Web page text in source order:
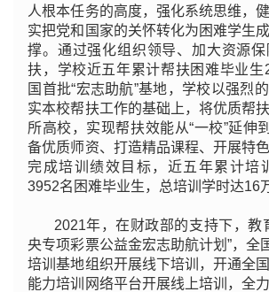
人根本任务的高度，强化系统思维，
实把党和国家的关怀转化为困难学生
撑。通过强化组织领导、加大资源
扶，学校近五年累计帮扶困难毕业生
国首批“宏志助航”基地，学校以强烈
实本校帮扶工作的基础上，将优质帮
所高校，实现帮扶效能从“一校”延伸
备优质师资、打造精品课程、开展特
完成培训绩效目标，近五年累计培
3952名困难毕业生，总培训学时达16
2021年，在财政部的支持下，教
央专项彩票公益金宏志助航计划”，全
培训基地组织开展线下培训，开通全
能力培训网络平台开展线上培训，全